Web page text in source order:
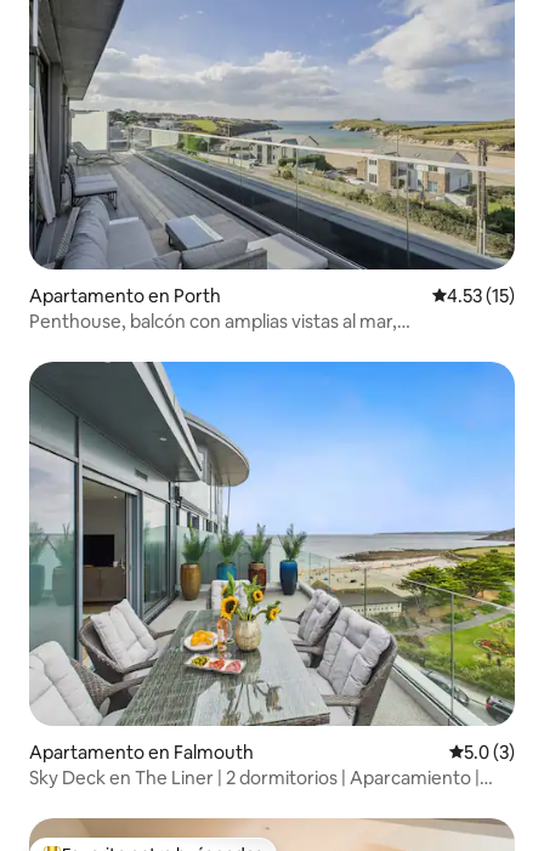
Apartamento en Porth Calificación
4.53 (15)
Penthouse, balcón con amplias vistas al mar,
Apartamento en Falmouth
5.0 (3)
Sky Deck en The Liner | 2 dormitorios | Aparcamiento |